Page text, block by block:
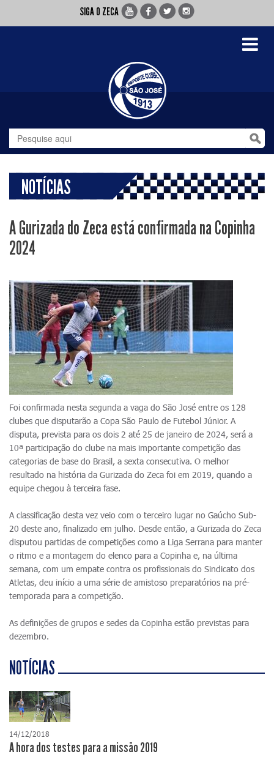
SIGA O ZECA
Toggle
NOTÍCIAS
A Gurizada do Zeca está confirmada na Copinha
2024
Foi confirmada nesta segunda a vaga do São José entre os 128
clubes que disputarão a Copa São Paulo de Futebol Júnior. A
disputa, prevista para os dois 2 até 25 de janeiro de 2024, será a
10ª participação do clube na mais importante competição das
categorias de base do Brasil, a sexta consecutiva. O melhor
resultado na história da Gurizada do Zeca foi em 2019, quando a
equipe chegou à terceira fase.
A classificação desta vez veio com o terceiro lugar no Gaúcho Sub-
20 deste ano, finalizado em julho. Desde então, a Gurizada do Zeca
disputou partidas de competições como a Liga Serrana para manter
o ritmo e a montagem do elenco para a Copinha e, na última
semana, com um empate contra os profissionais do Sindicato dos
Atletas, deu início a uma série de amistoso preparatórios na pré-
temporada para a competição.
As definições de grupos e sedes da Copinha estão previstas para
dezembro.
NOTÍCIAS
14/12/2018
A hora dos testes para a missão 2019